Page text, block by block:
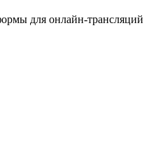
для онлайн-трансляций